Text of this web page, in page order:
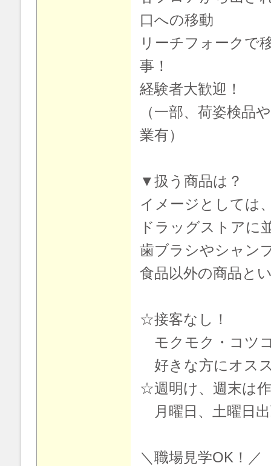
口への移動
リーチフォークで
事！
経験者大歓迎！
（一部、荷姿検品
業有）
▼扱う商品は？
イメージとしては
ドラッグストアに
歯ブラシやシャン
食品以外の商品と
☆接客なし！
モクモク・コツ
好きな方にオス
☆週明け、週末は
月曜日、土曜日
＼職場見学OK！／